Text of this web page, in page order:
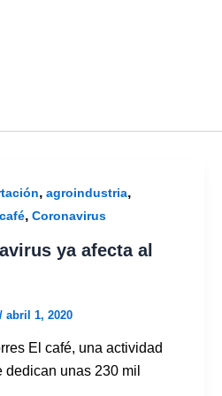
, agroindustria,
café, Coronavirus
ya afecta al
/ abril 1, 2020
El café, una actividad
unas 230 mil